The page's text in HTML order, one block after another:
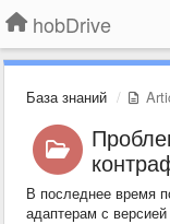
hobDrive
База знаний
В последнее время
адаптерам с